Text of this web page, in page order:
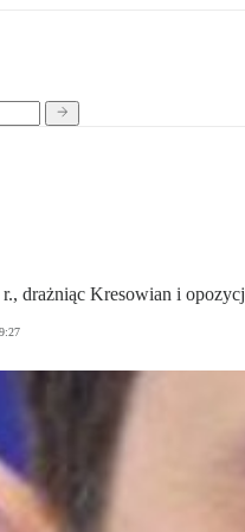
drażniąc Kresowian i